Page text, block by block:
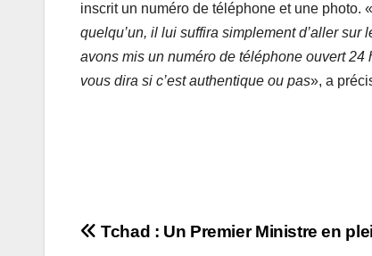
inscrit un numéro de téléphone et une photo. «
quelqu’un, il lui suffira simplement d’aller
avons mis un numéro de téléphone ouvert
vous dira si c’est authentique ou pas», a
Navigation
Tchad : Un Premier Ministre en